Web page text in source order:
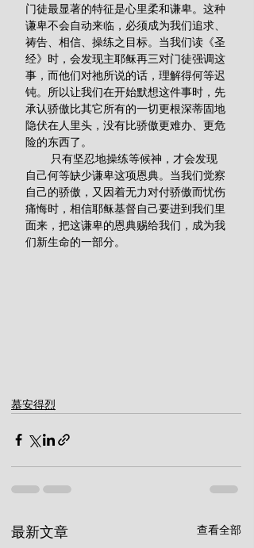
门徒最显著的特征是心里柔和谦卑。这种
谦卑不会自动来临，必须成为我们追求、
祷告、相信、操练之目标。当我们读《圣
经》时，会发现主耶稣再三对门徒强调这
事，而他们对祂所说的话，理解得何等迟
钝。所以让我们在开始默想这件事时，先
承认骄傲比其它所有的一切更根深蒂固地
隐伏在人里头，没有比骄傲更难办、更危
险的东西了。
自己何等缺少谦卑这项恩典。当我们觉察
自己的骄傲，又因着无力对付骄傲而忧伤
痛悔时，相信耶稣基督自己要进到我们里
面来，把这谦卑的恩典赐给我们，成为我
们新生命的一部分。
慕安得烈
最新文章 查看全部